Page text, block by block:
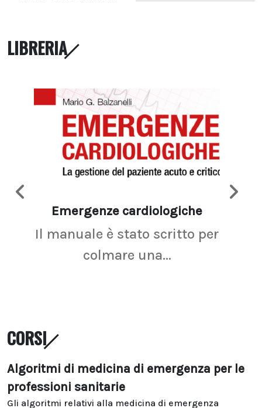
LIBRERIA
Emergenze cardiologiche
Il manuale è stato scritto per
colmare una...
CORSI
Algoritmi di medicina di emergenza per le
professioni sanitarie
Gli algoritmi relativi alla medicina di emergenza